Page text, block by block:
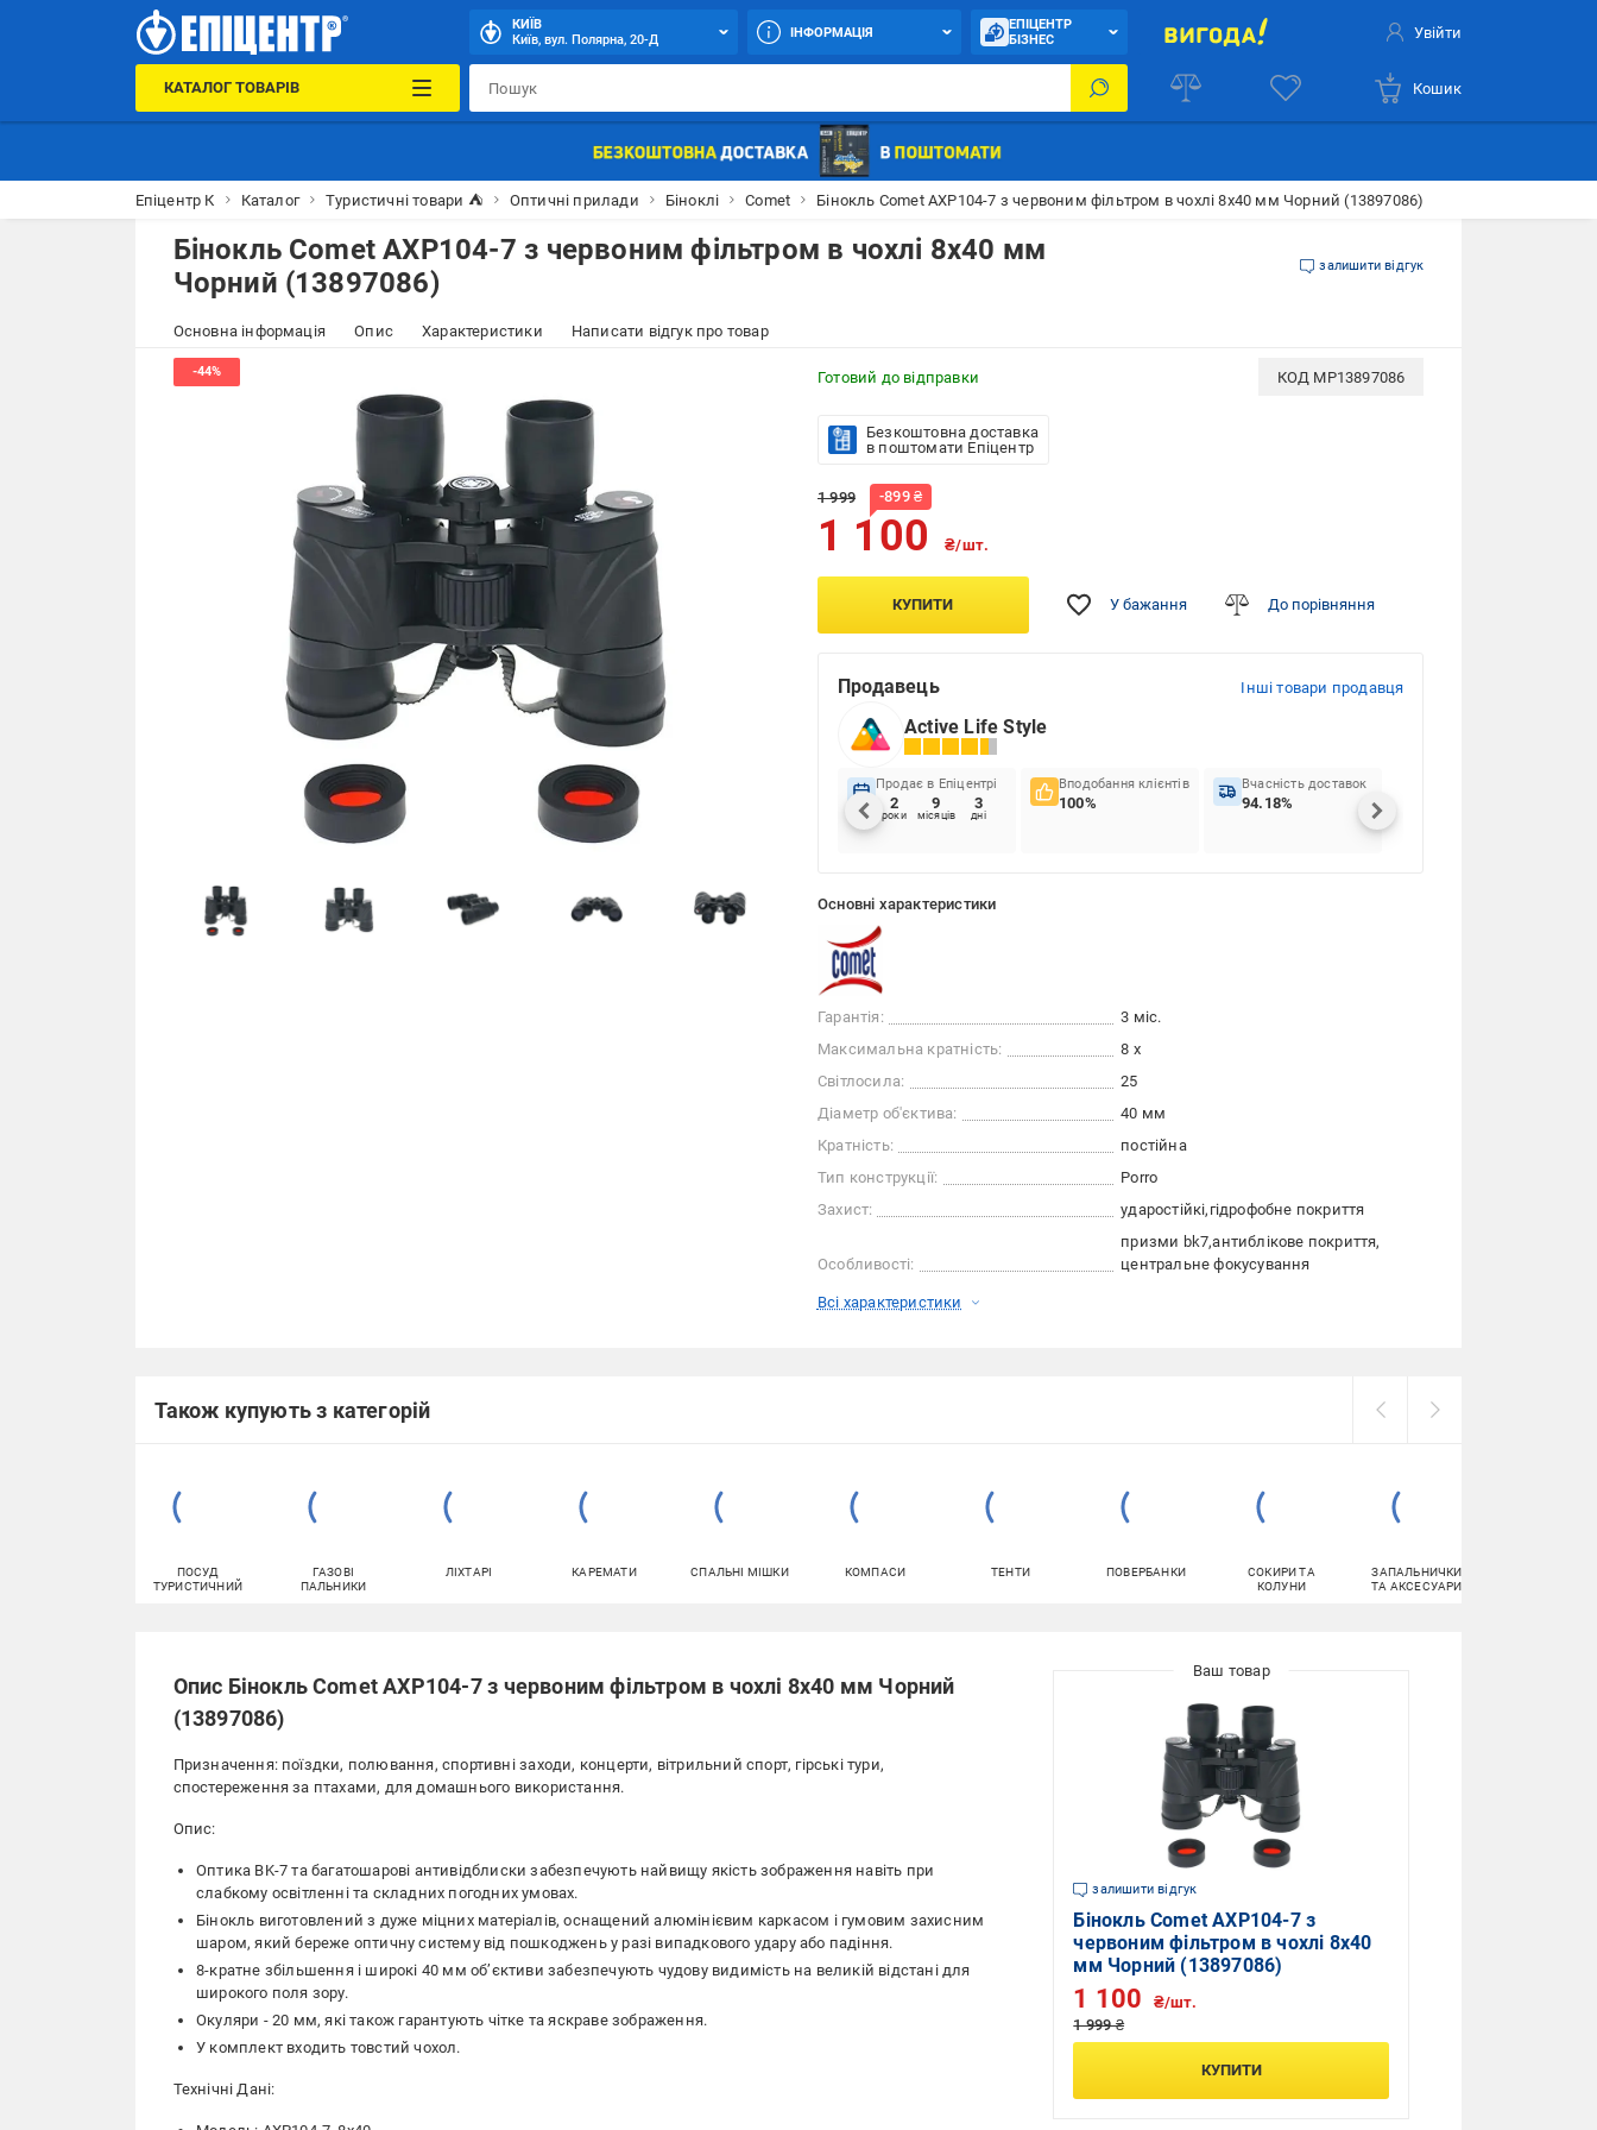
КИЇВ
Київ, вул. Полярна, 20-Д
ІНФОРМАЦІЯ
ЕПІЦЕНТР
БІЗНЕС
Увійти
КАТАЛОГ ТОВАРІВ Кошик
Епіцентр К Каталог Туристичні товари ⛺ Оптичні прилади Біноклі Comet Бінокль Comet AXP104-7 з червоним фільтром в чохлі 8x40 мм Чорний (13897086)
Бінокль Comet AXP104-7 з червоним фільтром в чохлі 8x40 мм
Чорний (13897086)
залишити відгук
Основна інформація Опис Характеристики Написати відгук про товар
Готовий до відправки КОД MP13897086
Безкоштовна доставка
в поштомати Епіцентр
1 999 -899₴
1 100 ₴/шт.
КУПИТИ У бажання До порівняння
Продавець Інші товари продавця
Active Life Style
Продає в Епіцентрі
2
роки
9
місяців
3
дні
Вподобання клієнтів
100%
Вчасність доставок
94.18%
Основні характеристики
Гарантія:
3 міс.
Максимальна кратність:
8 x
Світлосила:
25
Діаметр об'єктива:
40 мм
Кратність:
постійна
Тип конструкції:
Porro
Захист:
ударостійкі гідрофобне покриття
Особливості:
призми bk7 антиблікове покриття
центральне фокусування
Всі характеристики
Також купують з категорій
ПОСУД
ТУРИСТИЧНИЙ
ГАЗОВІ
ПАЛЬНИКИ
ЛІХТАРІ КАРЕМАТИ СПАЛЬНІ МІШКИ КОМПАСИ ТЕНТИ ПОВЕРБАНКИ
СОКИРИ ТА
КОЛУНИ
ЗАПАЛЬНИЧКИ
ТА АКСЕСУАРИ
Опис Бінокль Comet AXP104-7 з червоним фільтром в чохлі 8x40 мм Чорний
(13897086)
Призначення: поїздки, полювання, спортивні заходи, концерти, вітрильний спорт, гірські тури,
спостереження за птахами, для домашнього використання.
Опис:
Оптика BK-7 та багатошарові антивідблиски забезпечують найвищу якість зображення навіть при
слабкому освітленні та складних погодних умовах.
Бінокль виготовлений з дуже міцних матеріалів, оснащений алюмінієвим каркасом і гумовим захисним
шаром, який береже оптичну систему від пошкоджень у разі випадкового удару або падіння.
8-кратне збільшення і широкі 40 мм об’єктиви забезпечують чудову видимість на великій відстані для
широкого поля зору.
Окуляри - 20 мм, які також гарантують чітке та яскраве зображення.
У комплект входить товстий чохол.
Технічні Дані:
залишити відгук
Бінокль Comet AXP104-7 з
червоним фільтром в чохлі 8x40
мм Чорний (13897086)
1 999 ₴
1 100 ₴/шт.
КУПИТИ